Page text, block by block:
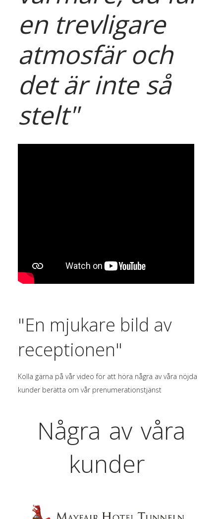
en trevligare
atmosfär och
det är inte så
stelt"
"En mjukare bild av
receptionen"
Kolla gärna på vår video för att höra några av våra nöjda
kunder berätta om vår prenumerationstjänst
Några av våra
kunder